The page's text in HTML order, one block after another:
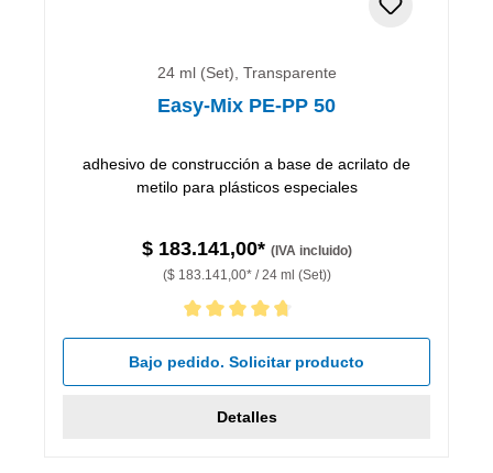
24 ml (Set), Transparente
Easy-Mix PE-PP 50
adhesivo de construcción a base de acrilato de
metilo para plásticos especiales
$ 183.141,00* (IVA incluido)
($ 183.141,00* / 24 ml (Set))
Calificación promedio de 4.67 de 5 estrellas
Bajo pedido. Solicitar producto
Detalles